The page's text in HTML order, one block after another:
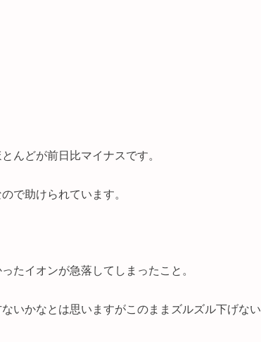
んどが前日比マイナスです。
で助けられています。
たイオンが急落してしまったこと。
いかなとは思いますがこのままズルズル下げない